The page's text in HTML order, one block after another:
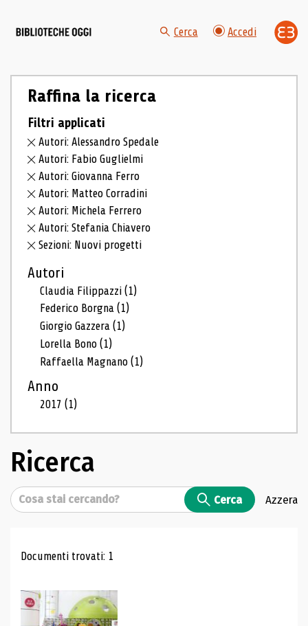
Cerca Accedi
Raffina la ricerca
Filtri applicati
Autori: Alessandro Spedale
Autori: Fabio Guglielmi
Autori: Giovanna Ferro
Autori: Matteo Corradini
Autori: Michela Ferrero
Autori: Stefania Chiavero
Sezioni: Nuovi progetti
Autori
Claudia Filippazzi(1)
Federico Borgna(1)
Giorgio Gazzera(1)
Lorella Bono(1)
Raffaella Magnano(1)
Anno
2017(1)
Ricerca
Cerca Cerca Azzera
Risultati di ricerca
Documenti trovati: 1